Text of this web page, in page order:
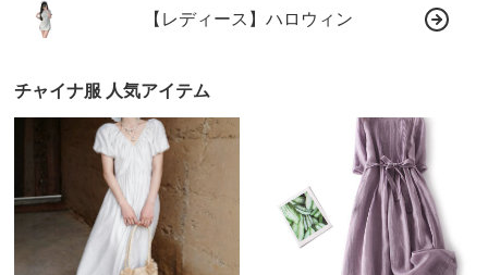
【レディース】ハロウィン
チャイナ服 人気アイテム